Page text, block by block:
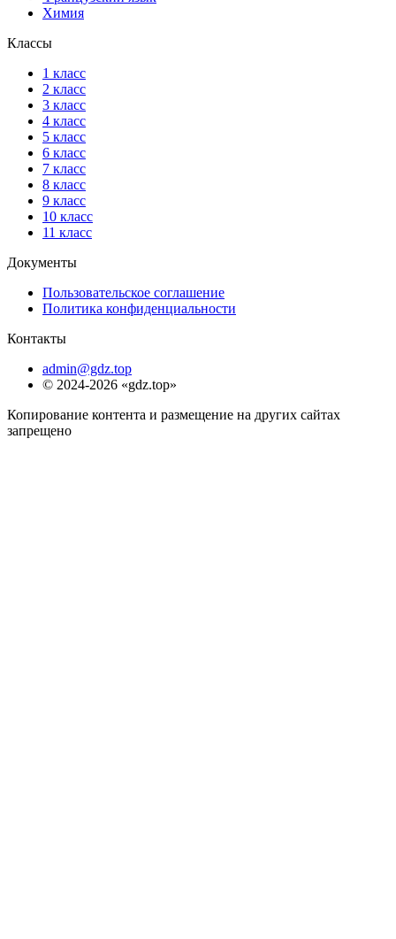
Химия
Классы
1 класс
2 класс
3 класс
4 класс
5 класс
6 класс
7 класс
8 класс
9 класс
10 класс
11 класс
Документы
Пользовательское соглашение
Политика конфиденциальности
Контакты
admin@gdz.top
© 2024-2026 «gdz.top»
Копирование контента и размещение на других сайтах
запрещено